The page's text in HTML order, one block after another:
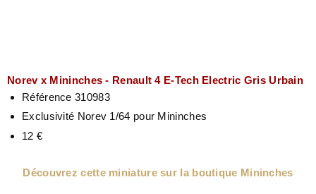
Norev x Mininches - Renault 4 E-Tech Electric Gris Urbain
Référence 310983
Exclusivité Norev 1/64 pour Mininches
12 €
Découvrez cette miniature sur la boutique Mininches